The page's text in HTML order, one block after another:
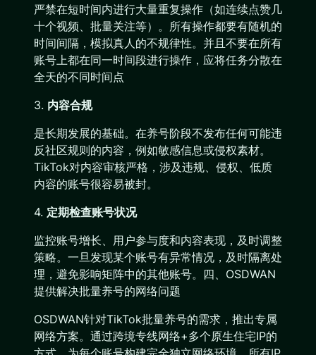
严禁在短时间内进行大量重复操作（如连续点赞几
十个视频、批量关注等）。所有操作都要有随机的
时间间隔，模拟真人的不规律性。并且不要在所有
账号上都在同一时间段进行操作，应将任务分散在
全天的不同时间点
3. 内容合规
是长期发展的基础。在养号阶段不发布任何可能违
反社区规则的内容，例如敏感信息或侵权素材。
TikTok对内容审核严格，涉及违规、侵权、低质
内容的账号很容易被封。
4. 定期检查账号状况
监控账号增长、用户参与度和内容表现，及时调整
策略。一旦发现某个账号有异常情况，及时隔离处
理，避免影响矩阵中的其他账号。四、OSDWAN
提供解决批量养号的网络问题
OSDWAN针对TikTok批量养号的需求，推出专属
网络方案。通过跨境专线网络+多个原生住宅IP的